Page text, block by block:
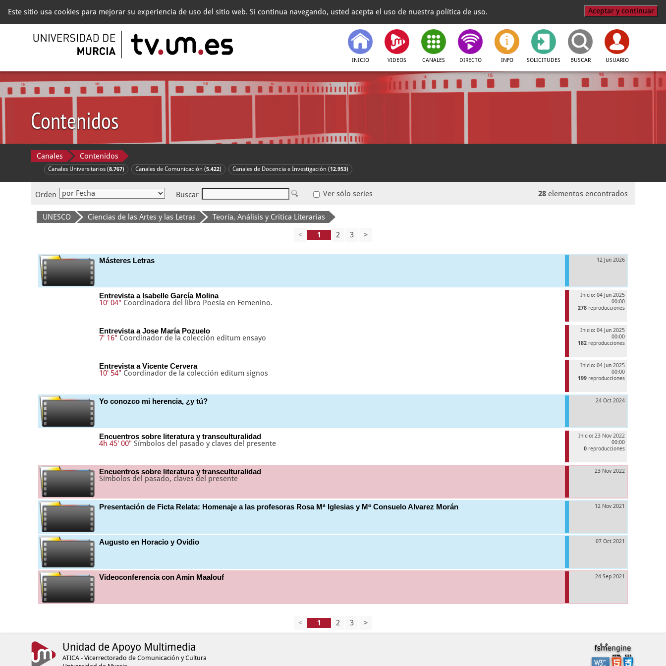
Este sitio usa cookies para mejorar su experiencia de uso del sitio web. Si continua navegando, usted acepta el uso de nuestra política de uso. Aceptar y continuar
INICIO VIDEOS CANALES DIRECTO INFO SOLICITUDES BUSCAR USUARIO
Contenidos
Canales Contenidos
Canales Universitarios (8.767) Canales de Comunicación (5.422) Canales de Docencia e Investigación (12.953)
Orden Buscar Ver sólo series 28 elementos encontrados
UNESCO Ciencias de las Artes y las Letras
Teoría, Análisis y Critica Literarias
<
2 3 >
12 Jun 2026
Másteres Letras
Inicio: 04 Jun 2025
00:00
278 reproducciones
Entrevista a Isabelle García Molina
10' 04" Coordinadora del libro Poesía en Femenino.
Inicio: 04 Jun 2025
00:00
182 reproducciones
Entrevista a Jose María Pozuelo
7' 16" Coordinador de la colección editum ensayo
Inicio: 04 Jun 2025
00:00
199 reproducciones
Entrevista a Vicente Cervera
10' 54" Coordinador de la colección editum signos
24 Oct 2024
Yo conozco mi herencia, ¿y tú?
Inicio: 23 Nov 2022
00:00
0 reproducciones
Encuentros sobre literatura y transculturalidad
4h 45' 00" Símbolos del pasado y claves del presente
23 Nov 2022
Encuentros sobre literatura y transculturalidad
Símbolos del pasado, claves del presente
12 Nov 2021
Presentación de Ficta Relata: Homenaje a las profesoras Rosa Mª Iglesias y Mª Consuelo Alvarez Morán
07 Oct 2021
Augusto en Horacio y Ovidio
24 Sep 2021
Videoconferencia con Amin Maalouf
< 2 3 >
Unidad de Apoyo Multimedia
ATICA - Vicerrectorado de Comunicación y Cultura